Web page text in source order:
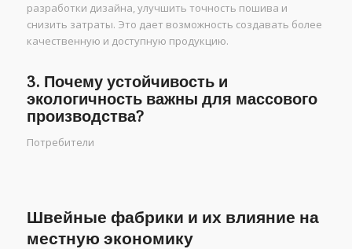
разработки дизайна, улучшить точность пошива и
снизить затраты. Это дает возможность создавать более
качественную и доступную продукцию.
3. Почему устойчивость и
экологичность важны для массового
производства?
Потребители
Швейные фабрики и их влияние на
местную экономику